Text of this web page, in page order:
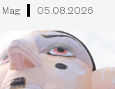
05.08.2026